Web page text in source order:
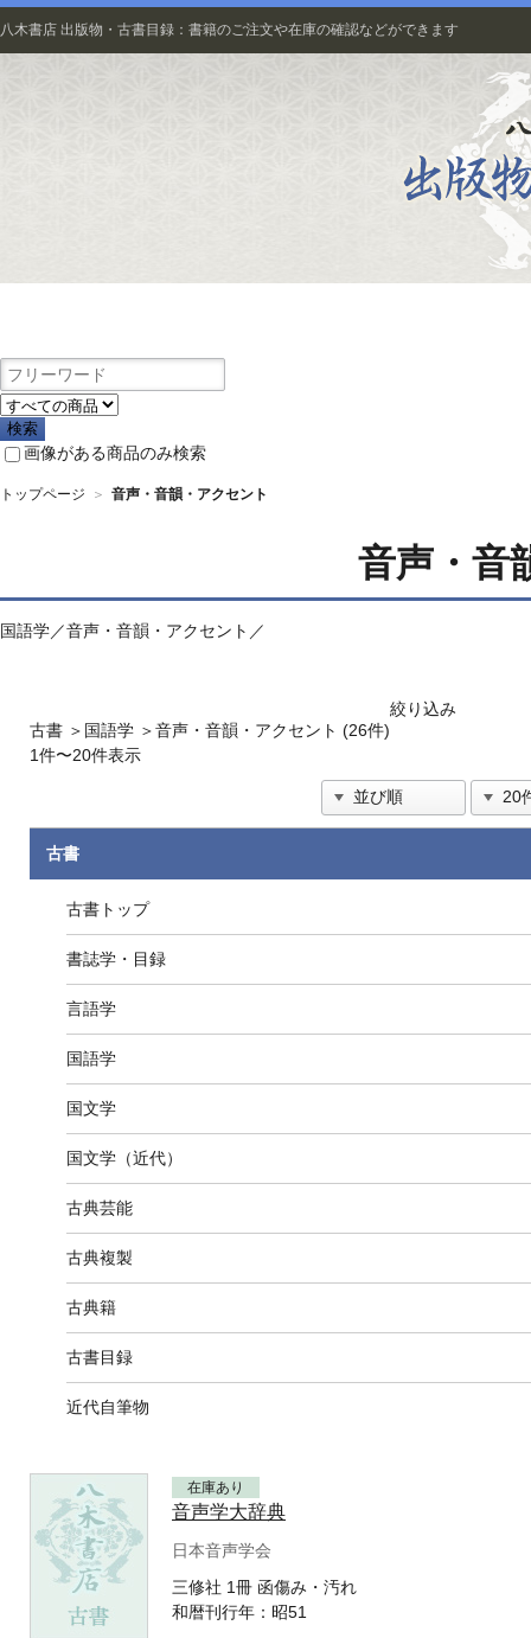
八木書店 出版物・古書目録：書籍のご注文や在庫の確認などができます
画像がある商品のみ検索
トップページ ＞ 音声・音韻・アクセント
音声・音
国語学／音声・音韻・アクセント／
古書 ＞ 国語学 ＞音声・音韻・アクセント (26件)
1件〜20件表示
絞り込み
古書
古書トップ
書誌学・目録
言語学
国語学
国文学
国文学（近代）
古典芸能
古典複製
古典籍
古書目録
近代自筆物
在庫あり
音声学大辞典
日本音声学会
三修社 1冊 函傷み・汚れ
和暦刊行年： 昭51